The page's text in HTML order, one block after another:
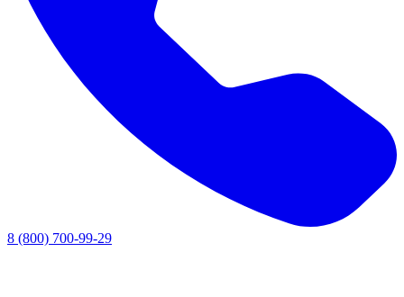
8 (800) 700-99-29